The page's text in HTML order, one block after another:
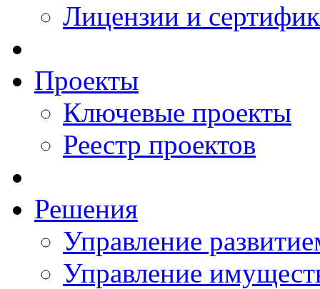
Лицензии и
Проекты
Ключевые проекты
Реестр проектов
Решения
Управление
Управление